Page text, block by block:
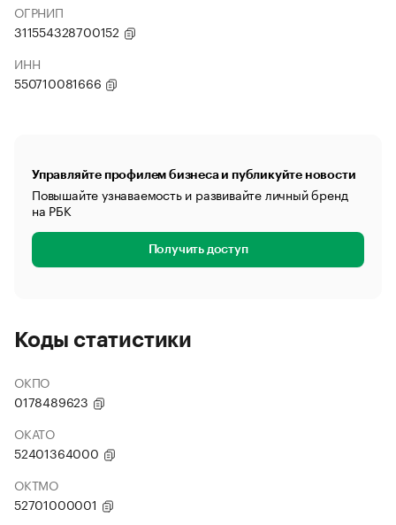
ОГРНИП
311554328700152
ИНН
550710081666
Управляйте профилем бизнеса и публикуйте новости
Повышайте узнаваемость и развивайте личный бренд
на РБК
Получить доступ
Коды статистики
ОКПО
0178489623
ОКАТО
52401364000
ОКТМО
52701000001